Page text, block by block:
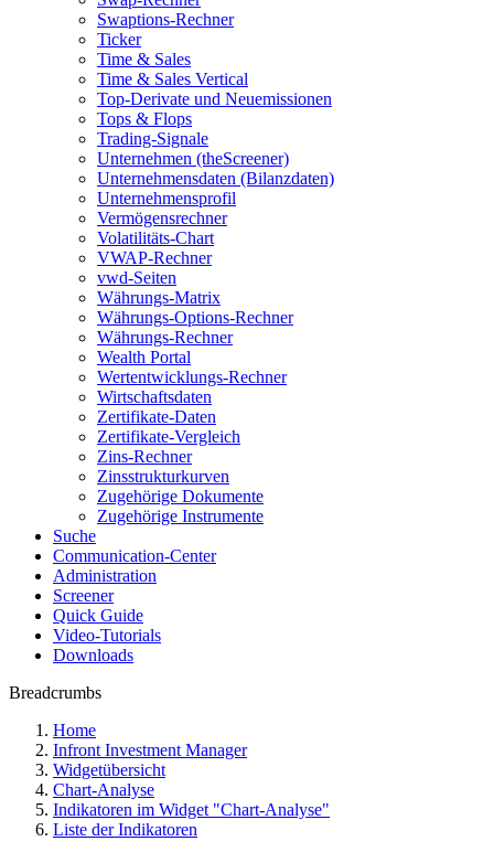
Swaptions-Rechner
Ticker
Time & Sales
Time & Sales Vertical
Top-Derivate und Neuemissionen
Tops & Flops
Trading-Signale
Unternehmen (theScreener)
Unternehmensdaten (Bilanzdaten)
Unternehmensprofil
Vermögensrechner
Volatilitäts-Chart
VWAP-Rechner
vwd-Seiten
Währungs-Matrix
Währungs-Options-Rechner
Währungs-Rechner
Wealth Portal
Wertentwicklungs-Rechner
Wirtschaftsdaten
Zertifikate-Daten
Zertifikate-Vergleich
Zins-Rechner
Zinsstrukturkurven
Zugehörige Dokumente
Zugehörige Instrumente
Suche
Communication-Center
Administration
Screener
Quick Guide
Video-Tutorials
Downloads
Breadcrumbs
Home
Infront Investment Manager
Widgetübersicht
Chart-Analyse
Indikatoren im Widget "Chart-Analyse"
Liste der Indikatoren